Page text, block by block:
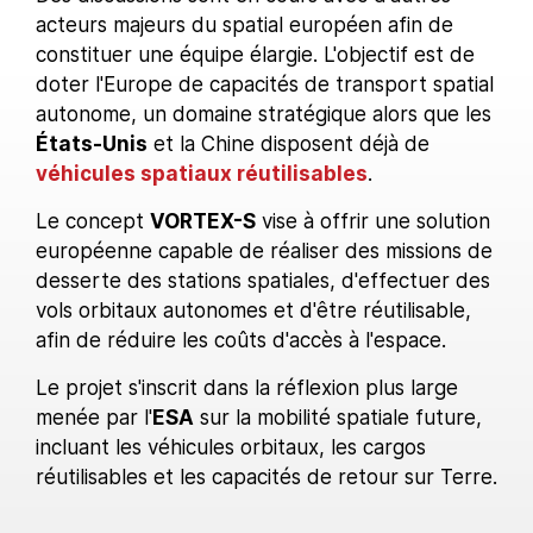
acteurs majeurs du spatial européen afin de
constituer une équipe élargie. L'objectif est de
doter l'Europe de capacités de transport spatial
autonome, un domaine stratégique alors que les
États-Unis et la Chine disposent déjà de
véhicules spatiaux réutilisables.
Le concept VORTEX-S vise à offrir une solution
européenne capable de réaliser des missions de
desserte des stations spatiales, d'effectuer des
vols orbitaux autonomes et d'être réutilisable,
afin de réduire les coûts d'accès à l'espace.
Le projet s'inscrit dans la réflexion plus large
menée par l'ESA sur la mobilité spatiale future,
incluant les véhicules orbitaux, les cargos
réutilisables et les capacités de retour sur Terre.